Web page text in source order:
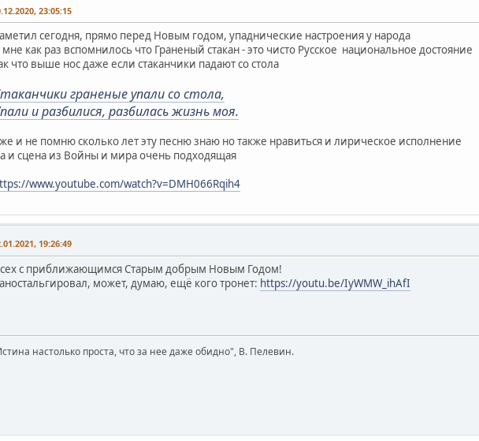
23:05:15
сегодня, прямо перед Новым годом, упаднические настроения у народа
как раз вспомнилось что Граненый стакан - это чисто Русское национальное достояние
что выше нос даже если стаканчики падают со стола
граненые упали со стола,
и разбилися, разбилась жизнь моя.
и не помню сколько лет эту песню знаю но также нравиться и лирическое исполнение
и сцена из Войны и мира очень подходящая
www.youtube.com/watch?v=DMH066Rqih4
19:26:49
с приближающимся Старым добрым Новым Годом!
может, думаю, ещё кого тронет: https://youtu.be/IyWMW_ihAfI
настолько проста, что за нее даже обидно", В. Пелевин.